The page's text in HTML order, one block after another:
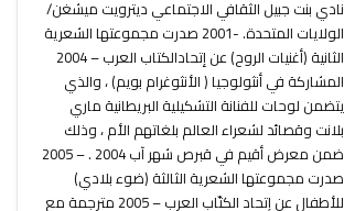
نادي بنت جبيل الثقافي الاجتماعي ديترويت ميشغن/
الولايات المتحدة. -2001 صدرت مجموعتها الشعرية
الثانية (أغنيات الروح) عن إتحادالكتاب العرب – 2004
المشاركة في أنثولوجيا ( الأنثوغرام بويم) ، والذي
يتضمن لوحات للفنانة التشكيلية البريطانية ماري
بلانت وقصائد لشعراء العالم بلغاتهم الأم ، وذلك
ضمن معرض أقيم في قبرص شهر آب 2004 . – 2005
صدرت مجموعتها الشعرية الثالثة (ضوء بلادي)
للأطفال عن إتحاد الكتّاب العرب – 2005 مترجِمة مع